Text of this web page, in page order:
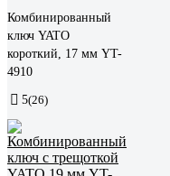
Комбинированный
ключ YATO
короткий, 17 мм YT-
4910
5(26)